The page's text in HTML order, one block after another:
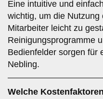
Eine intuitive und
wichtig, um die
Mitarbeiter leicht zu
Reinigungsprogramme
Bedienfelder sorgen für
Nebling.
Welche